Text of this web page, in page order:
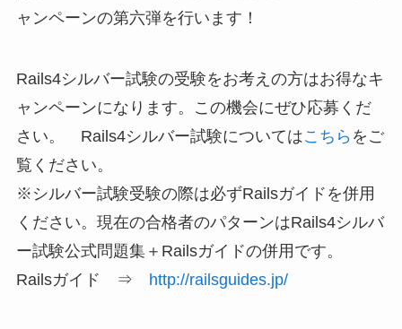
ャンペーンの第六弾を行います！
Rails4シルバー試験の受験をお考えの方はお得なキ
ャンペーンになります。この機会にぜひ応募くだ
さい。 Rails4シルバー試験についてはこちら をご
覧ください。
※シルバー試験受験の際は必ずRailsガイドを併用
ください。現在の合格者のパターンはRails4シルバ
ー試験公式問題集＋Railsガイドの併用です。
Railsガイド ⇒
http://railsguides.jp/